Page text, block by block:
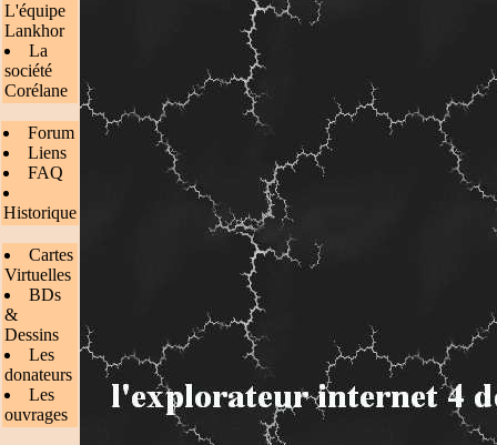
L'équipe
Lankhor
La
société
Corélane
Forum
Liens
FAQ
Historique
Cartes
Virtuelles
BDs
&
Dessins
Les
donateurs
Les
ouvrages